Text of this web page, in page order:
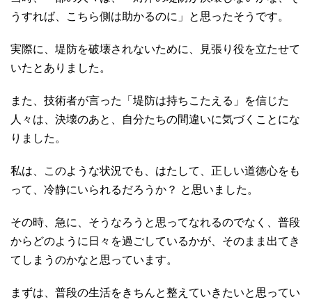
うすれば、こちら側は助かるのに」と思ったそうです。
実際に、堤防を破壊されないために、見張り役を立たせて
いたとありました。
また、技術者が言った「堤防は持ちこたえる」を信じた
人々は、決壊のあと、自分たちの間違いに気づくことにな
りました。
私は、このような状況でも、はたして、正しい道徳心をも
って、冷静にいられるだろうか？ と思いました。
その時、急に、そうなろうと思ってなれるのでなく、普段
からどのように日々を過ごしているかが、そのまま出てき
てしまうのかなと思っています。
まずは、普段の生活をきちんと整えていきたいと思ってい